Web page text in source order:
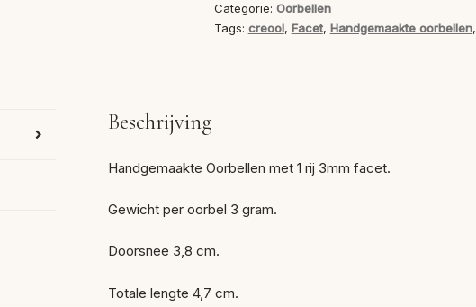
Categorie: Oorbellen
Tags: creool, Facet, Handgemaakte oorbellen,
Beschrijving
Handgemaakte Oorbellen met 1 rij 3mm facet.
Gewicht per oorbel 3 gram.
Doorsnee 3,8 cm.
Totale lengte 4,7 cm.